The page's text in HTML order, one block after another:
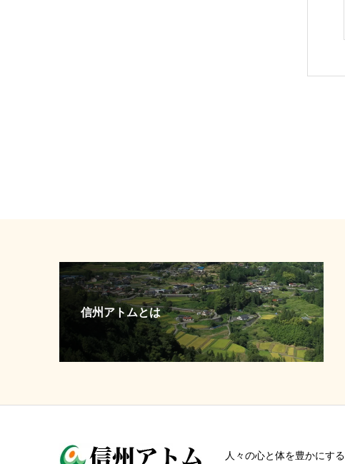
信州アトムとは
人々の心と体を豊かにする